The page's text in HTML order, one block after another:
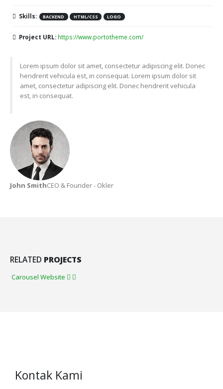
Skills: BACKEND HTML/CSS LOGO
Project URL: https://www.portotheme.com/
Lorem ipsum dolor sit amet, consectetur adipiscing elit. Donec
hendrerit vehicula est, in consequat. Lorem ipsum dolor sit
amet, consectetur adipiscing elit. Donec hendrerit vehicula
est, in consequat.
John SmithCEO & Founder - Okler
RELATED PROJECTS
Carousel Website
Kontak Kami